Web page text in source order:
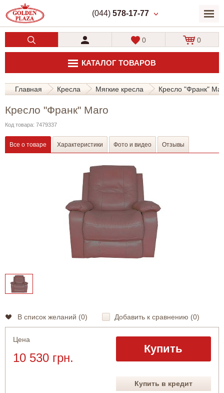
(044) 578-17-77
КАТАЛОГ ТОВАРОВ
0 0
Главная Кресла Мягкие кресла Кресло "Франк"
Кресло "Франк" Maro
Код товара: 7479337
Все о товаре Характеристики Фото и видео Отзывы
В список желаний (0) Добавить к сравнению (0)
Цена
10 530 грн.
Купить
Купить в кредит